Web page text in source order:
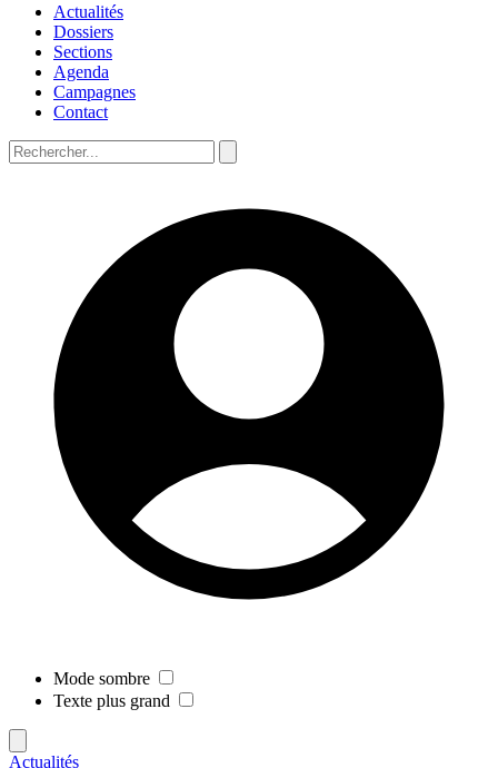
Actualités
Dossiers
Sections
Agenda
Campagnes
Contact
Mode sombre
Texte plus grand
Actualités